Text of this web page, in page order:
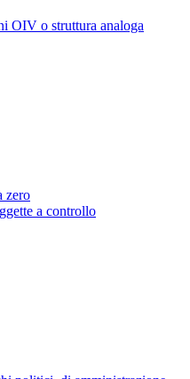
OIV o struttura analoga
zero
a controllo